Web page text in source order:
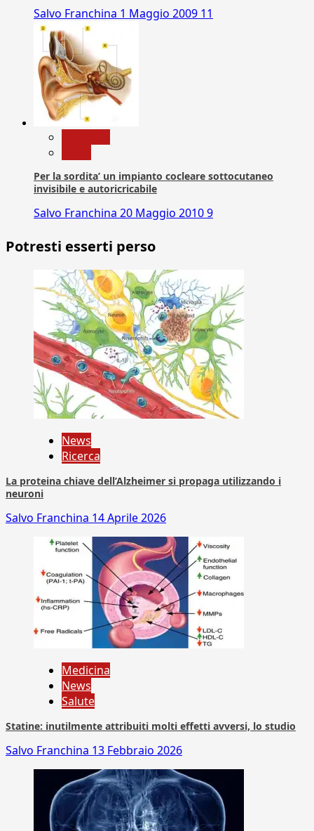
Salvo Franchina 1 Maggio 2009 11
Per la sordita’ un impianto cocleare sottocutaneo
invisibile e autoricricabile
Salvo Franchina 20 Maggio 20109
Potresti esserti perso
News
Ricerca
La proteina chiave dell’Alzheimer si propaga utilizzando i
neuroni
Salvo Franchina 14 Aprile 2026
Medicina
News
Salute
Statine: inutilmente attribuiti molti effetti avversi, lo studio
Salvo Franchina 13 Febbraio 2026